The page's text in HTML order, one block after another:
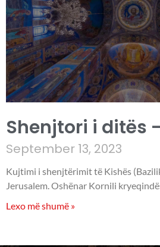
Shenjtori i ditës
September 13, 2023
Kujtimi i shenjtërimit të Kishës
Jerusalem. Oshënar Kornili
Lexo më shumë »